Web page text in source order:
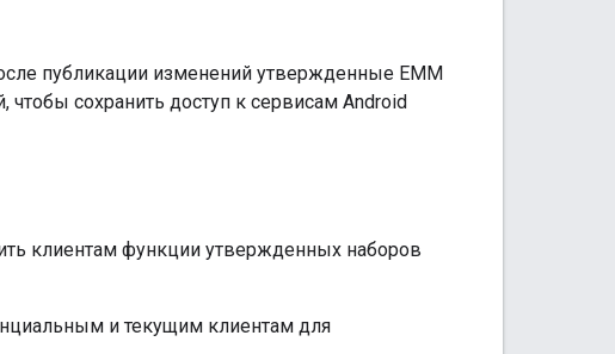
публикации изменений утвержденные EMM
сохранить доступ к сервисам Android
клиентам функции утвержденных наборов
и текущим клиентам для